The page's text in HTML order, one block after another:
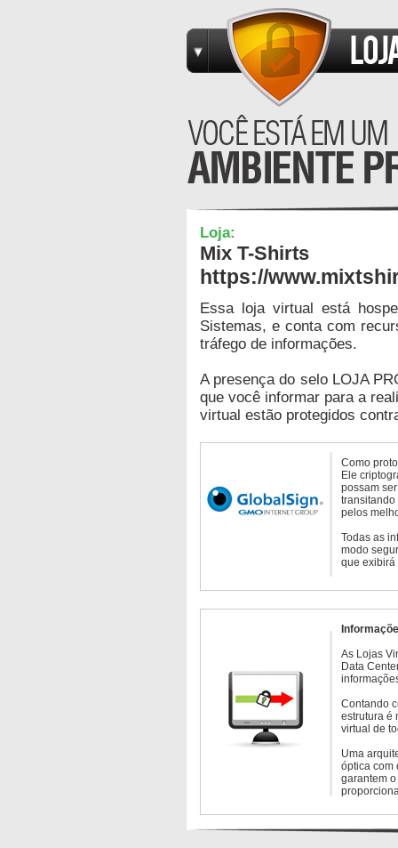
Loja:
Mix T-Shirts
https://
Essa loja virtual está
Sistemas, e conta com
tráfego de informações.
A presença do selo LOJA
que você informar para a
virtual estão protegidos
Como
Ele
possam
transitando
pelos
Todas as
modo
que exibirá
As Lojas
Data
Contando
estrutura é
virtual de
Uma
óptica com
garantem